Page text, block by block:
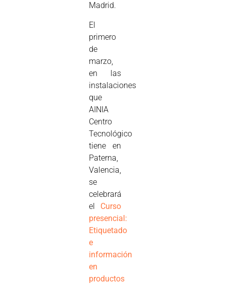
Madrid.
El
primero
de
marzo,
en las
instalaciones
que
AINIA
Centro
Tecnológico
tiene en
Paterna,
Valencia,
se
celebrará
el Curso
presencial:
Etiquetado
e
información
en
productos